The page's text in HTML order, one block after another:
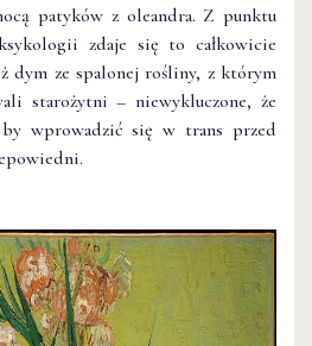
patyków z oleandra. Z punktu
zdaje się to całkowicie
dym ze spalonej rośliny, z którym
starożytni – niewykluczone, że
wprowadzić się w trans przed